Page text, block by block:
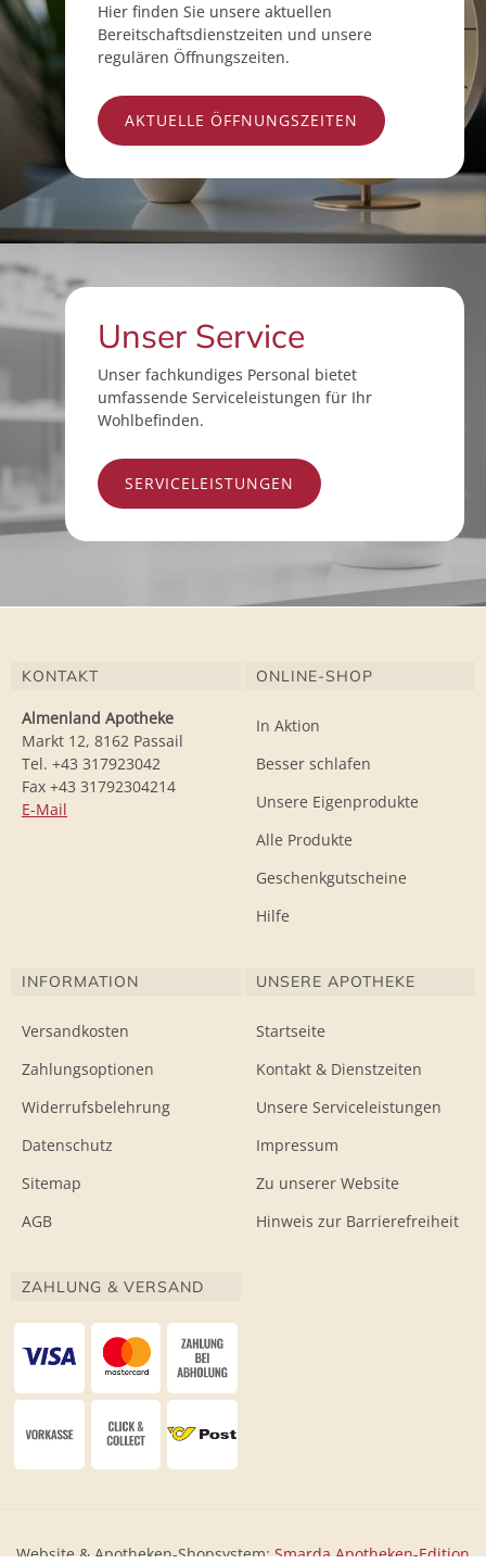
Hier finden Sie unsere aktuellen
Bereitschaftsdienstzeiten und unsere
regulären Öffnungszeiten.
AKTUELLE ÖFFNUNGSZEITEN
Unser Service
Unser fachkundiges Personal bietet
umfassende Serviceleistungen für Ihr
Wohlbefinden.
SERVICELEISTUNGEN
KONTAKT
Almenland Apotheke
Markt 12, 8162 Passail
Tel. +43 317923042
Fax +43 31792304214
E-Mail
ONLINE-SHOP
In Aktion
Besser schlafen
Unsere Eigenprodukte
Alle Produkte
Geschenkgutscheine
Hilfe
INFORMATION
Versandkosten
Zahlungsoptionen
Widerrufsbelehrung
Datenschutz
Sitemap
AGB
UNSERE APOTHEKE
Startseite
Kontakt & Dienstzeiten
Unsere Serviceleistungen
Impressum
Zu unserer Website
Hinweis zur Barrierefreiheit
ZAHLUNG & VERSAND
Website & Apotheken-Shopsystem:Smarda Apotheken-Edition